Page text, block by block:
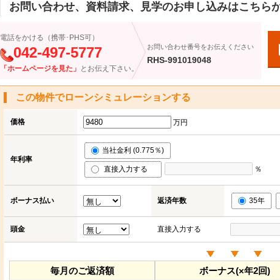
お問い合わせ、資料請求、見学のお申し込みはこちら
電話をかける（携帯･PHS可）
042-497-5777
「ホームページを見た」 とお伝え下さい。
お問い合わせ番号をお伝えください
RHS-991019048
この物件でローンシミュレーションする
価格 万円
年利率
当社金利 (0.775％)
直接入力する ％
ボーナス払い 返済年数 35年
頭金 直接入力する
毎月のご返済額 ボーナス(×年2回)